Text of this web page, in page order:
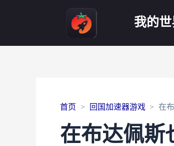
我的
首页 回国加速器游戏 在
在布达佩斯